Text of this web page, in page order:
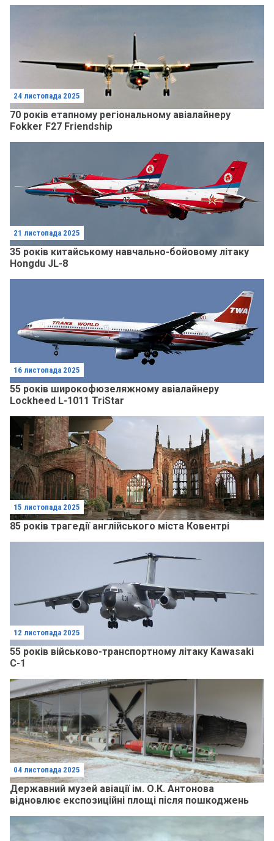
24 листопада 2025
70 років етапному регіональному авіалайнеру
Fokker F27 Friendship
21 листопада 2025
35 років китайському навчально-бойовому літаку
Hongdu JL-8
16 листопада 2025
55 років широкофюзеляжному авіалайнеру
Lockheed L-1011 TriStar
15 листопада 2025
85 років трагедії англійського міста Ковентрі
12 листопада 2025
55 років військово-транспортному літаку Kawasaki
C-1
04 листопада 2025
Державний музей авіації ім. О.К. Антонова
відновлює експозиційні площі після пошкоджень